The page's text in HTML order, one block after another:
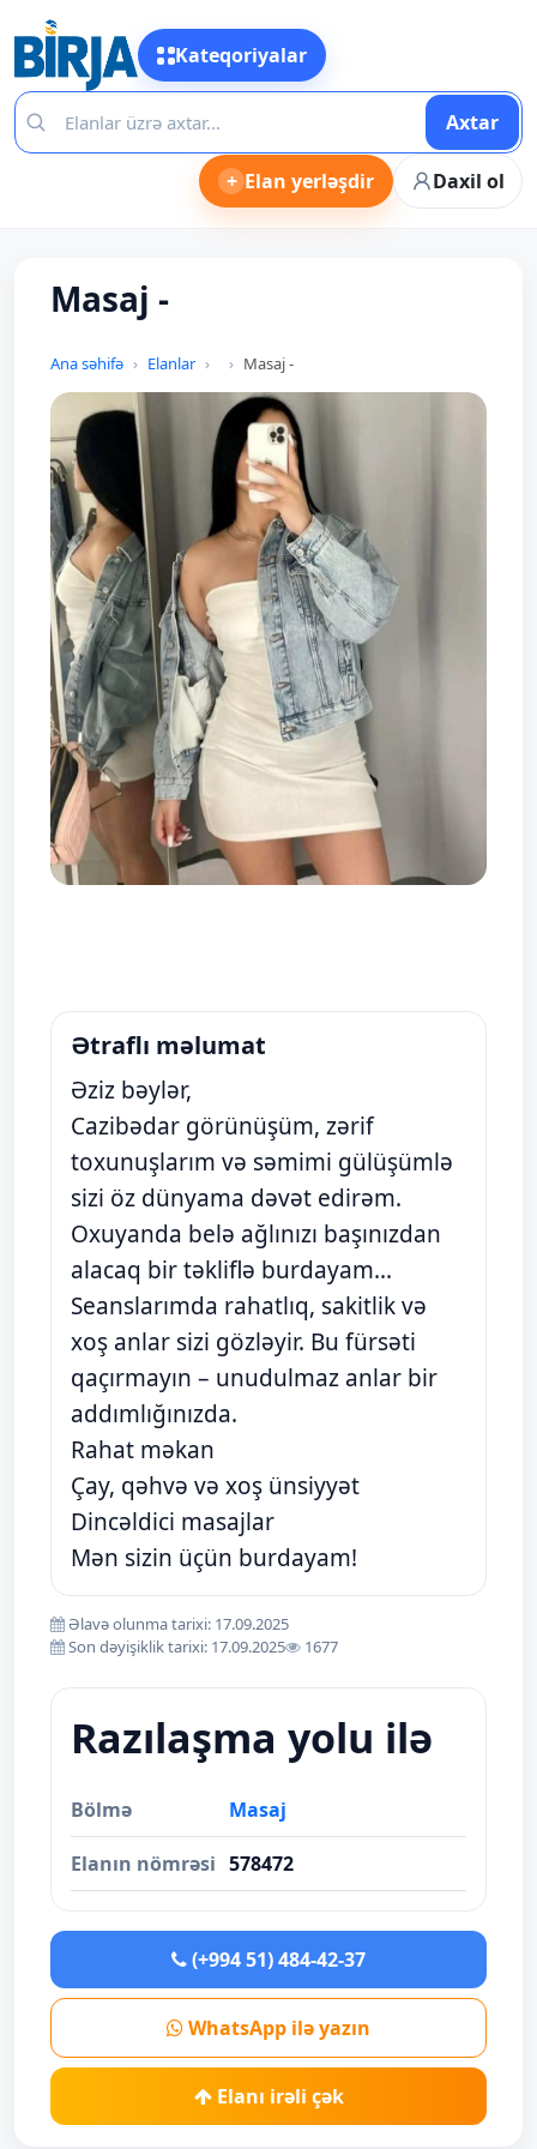
Kateqoriyalar
Axtar
+ Elan yerləşdir Daxil ol
Masaj -
Ana səhifə Elanlar Masaj -
Ətraflı məlumat
Əziz bəylər,
Cazibədar görünüşüm, zərif
toxunuşlarım və səmimi gülüşümlə
sizi öz dünyama dəvət edirəm.
Oxuyanda belə ağlınızı başınızdan
alacaq bir təkliflə burdayam...
Seanslarımda rahatlıq, sakitlik və
xoş anlar sizi gözləyir. Bu fürsəti
qaçırmayın – unudulmaz anlar bir
addımlığınızda.
Rahat məkan
Çay, qəhvə və xoş ünsiyyət
Dincəldici masajlar
Mən sizin üçün burdayam!
Əlavə olunma tarixi: 17.09.2025
Son dəyişiklik tarixi: 17.09.2025
1677
Razılaşma yolu ilə
Bölmə Masaj
Elanın nömrəsi 578472
(+994 51) 484-42-37
WhatsApp ilə yazın
Elanı irəli çək